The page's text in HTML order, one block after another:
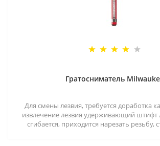
Гратосниматель
Для смены лезвия, требуется доработка
извлечение лезвия удерживающий штифт
сгибается, приходится нарезать резьбу,